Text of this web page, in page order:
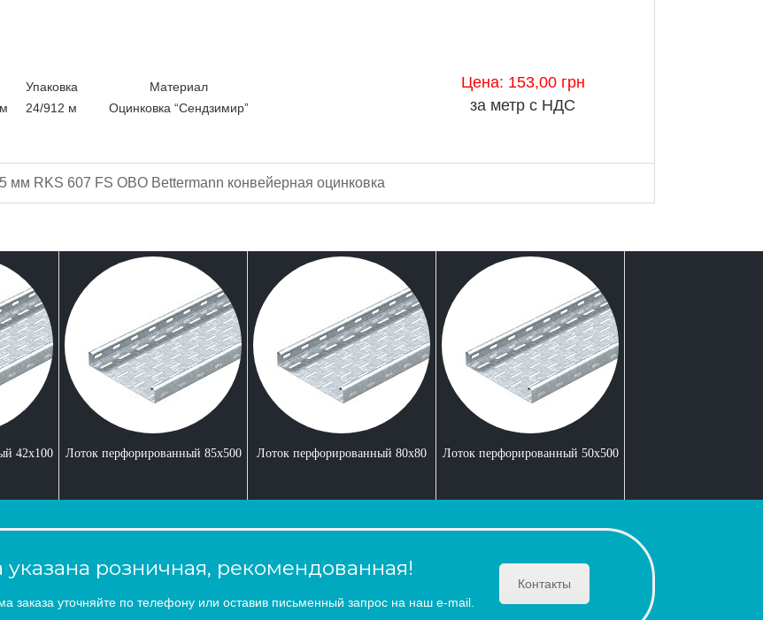
Упаковка
Материал
24/912 м Оцинковка “Сендзимир”
Цена: 153,00 грн
за метр с НДС
RKS 607 FS OBO Bettermann конвейерная оцинковка
42x100 Лоток перфорированный 85x500 Лоток перфорированный 80x80 Лоток перфорированный 50x500
розничная, рекомендованная!
заказа уточняйте по телефону или оставив письменный запрос на наш e-mail.
Контакты